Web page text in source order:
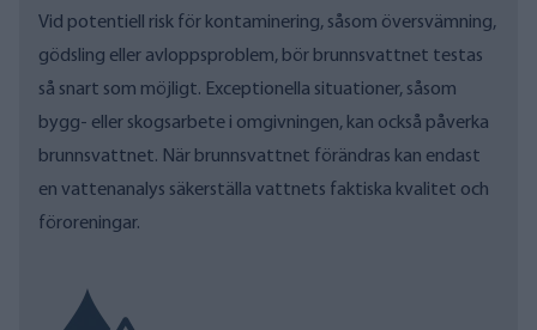
Vid potentiell risk för kontaminering, såsom översvämning,
gödsling eller avloppsproblem, bör brunnsvattnet testas
så snart som möjligt. Exceptionella situationer, såsom
bygg- eller skogsarbete i omgivningen, kan också påverka
brunnsvattnet. När brunnsvattnet förändras kan endast
en vattenanalys säkerställa vattnets faktiska kvalitet och
föroreningar.